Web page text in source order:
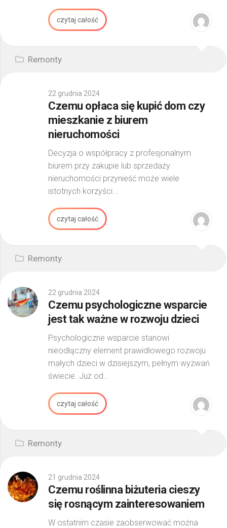
czytaj całość
Remonty
22 grudnia 2024
Czemu opłaca się kupić dom czy
mieszkanie z biurem
nieruchomości
Decyzja o współpracy z profesjonalnym
biurem przy zakupie lub sprzedaży
nieruchomości przynieść może wiele
istotnych korzyści...
czytaj całość
Remonty
22 grudnia 2024
Czemu psychologiczne wsparcie
jest tak ważne w rozwoju dzieci
Psychologiczne wsparcie stanowi
nieodłączny element prawidłowego rozwoju
małych dzieci w dzisiejszym, pełnym wyzwań
świecie. Już od...
czytaj całość
Remonty
21 grudnia 2024
Czemu roślinna biżuteria cieszy
się rosnącym zainteresowaniem
W ostatnim czasie zaobserwować można